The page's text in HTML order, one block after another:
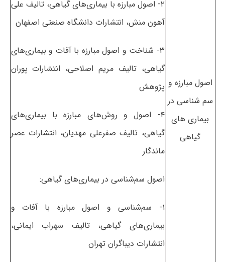
اصول مبارزه و
سم شناسی در
بیماری های
گیاهی
۲- اصول مبارزه با بیماری‌های گیاهی، تالیف علی
آهون منش، انتشارات دانشگاه صنعتی اصفهان
۳- شناخت و اصول مبارزه با آفات و بیماری‌های
گیاهی، تالیف مریم اصلاحی، انتشارات پوران
پژوهش
۴- اصول و روش‌های مبارزه با بیماری‌های
گیاهی، تالیف صفرعلی مهدیان، انتشارات عصر
ماندگار
اصول سم‌شناسی در بیماری‌های گیاهی:
۱- سم‌شناسی و اصول مبارزه با آفات و
بیماری‌های گیاهی، تالیف سهراب ایمانی،
انتشارات دیباگران تهران